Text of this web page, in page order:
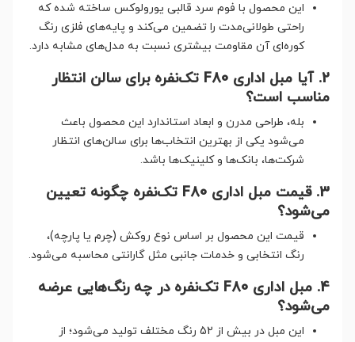
این محصول با فوم سرد قالبی یورولوکس ساخته شده که
راحتی طولانی‌مدت را تضمین می‌کند و پایه‌های فلزی رنگ
کوره‌ای آن مقاومت بیشتری نسبت به مدل‌های مشابه دارد.
2. آیا مبل اداری F80 تک‌نفره برای سالن انتظار
مناسب است؟
بله، طراحی مدرن و ابعاد استاندارد این محصول باعث
می‌شود یکی از بهترین انتخاب‌ها برای سالن‌های انتظار
شرکت‌ها، بانک‌ها و کلینیک‌ها باشد.
3. قیمت مبل اداری F80 تک‌نفره چگونه تعیین
می‌شود؟
قیمت این محصول بر اساس نوع روکش (چرم یا پارچه)،
رنگ انتخابی و خدمات جانبی مثل گارانتی محاسبه می‌شود.
4. مبل اداری F80 تک‌نفره در چه رنگ‌هایی عرضه
می‌شود؟
این مبل در بیش از 52 رنگ مختلف تولید می‌شود؛ از